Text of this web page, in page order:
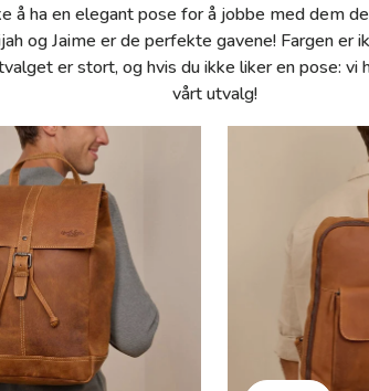
å ha en elegant pose for å jobbe med dem
og Jaime er de perfekte gavene! Fargen er
er stort, og hvis du ikke liker en pose: vi
vårt utvalg!